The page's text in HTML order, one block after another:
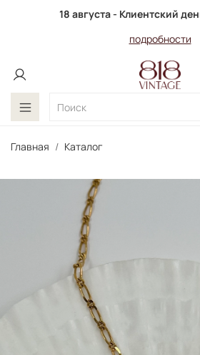
18 августа - Клиентский
подробности
Главная Каталог